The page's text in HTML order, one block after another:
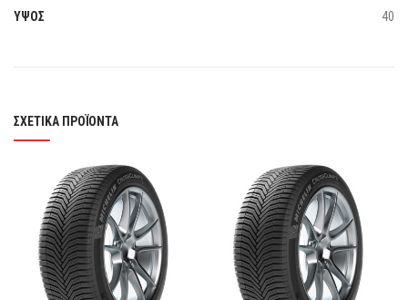
ΥΨΟΣ 40
ΣΧΕΤΙΚΆ ΠΡΟΪΌΝΤΑ